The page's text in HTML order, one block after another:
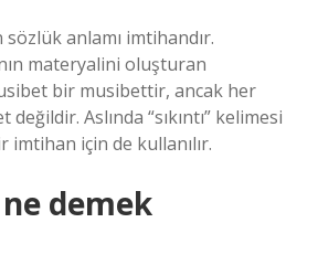
sözlük anlamı imtihandır.
materyalini oluşturan
bir musibettir, ancak her
Aslında “sıkıntı” kelimesi
imtihan için de kullanılır.
demek